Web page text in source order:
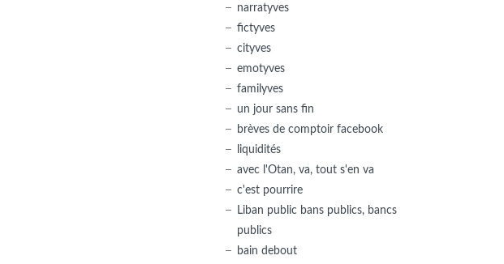
narratyves
fictyves
cityves
emotyves
familyves
un jour sans fin
brèves de comptoir facebook
liquidités
avec l'Otan, va, tout s'en va
c'est pourrire
Liban public bans publics, bancs
publics
bain debout